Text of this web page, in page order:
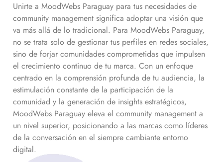
Unirte a MoodWebs Paraguay para tus necesidades de
community management significa adoptar una visión que
va más allá de lo tradicional. Para MoodWebs Paraguay,
no se trata solo de gestionar tus perfiles en redes sociales,
sino de forjar comunidades comprometidas que impulsen
el crecimiento continuo de tu marca. Con un enfoque
centrado en la comprensión profunda de tu audiencia, la
estimulación constante de la participación de la
comunidad y la generación de insights estratégicos,
MoodWebs Paraguay eleva el community management a
un nivel superior, posicionando a las marcas como líderes
de la conversación en el siempre cambiante entorno
digital.